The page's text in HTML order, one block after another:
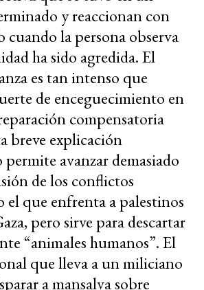
y reaccionan con
cuando la persona observa
ha sido agredida. El
es tan intenso que
de enceguecimiento en
compensatoria
breve explicación
avanzar demasiado
de los conflictos
el que enfrenta a palestinos
pero sirve para descartar
“animales humanos”. El
que lleva a un miliciano
a mansalva sobre